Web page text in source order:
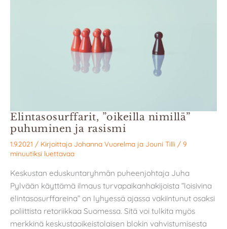
Elintasosurffarit, ”oikeilla nimillä”
puhuminen ja rasismi
1.9.2021 / Kirjoittaja Johanna Vuorelma ja Jouni Tilli / 9
minuutiksi luettavaa
Keskustan eduskuntaryhmän puheenjohtaja Juha
Pylvään käyttämä ilmaus turvapaikanhakijoista ”loisivina
elintasosurffareina” on lyhyessä ajassa vakiintunut osaksi
poliittista retoriikkaa Suomessa. Sitä voi tulkita myös
merkkinä keskustaoikeistolaisen blokin vahvistumisesta